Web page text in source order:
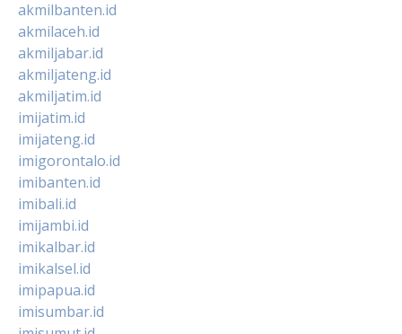
akmilbanten.id
akmilaceh.id
akmiljabar.id
akmiljateng.id
akmiljatim.id
imijatim.id
imijateng.id
imigorontalo.id
imibanten.id
imibali.id
imijambi.id
imikalbar.id
imikalsel.id
imipapua.id
imisumbar.id